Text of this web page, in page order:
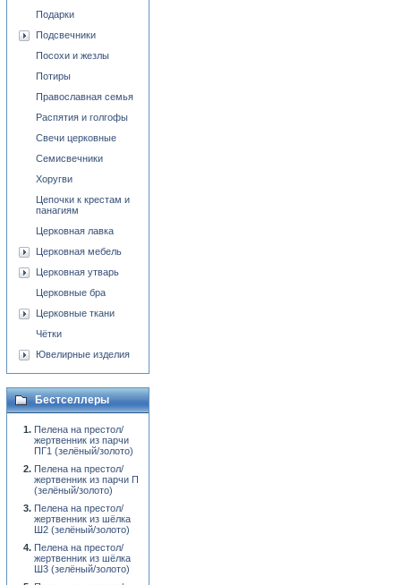
Подарки
Подсвечники
Посохи и жезлы
Потиры
Православная семья
Распятия и голгофы
Свечи церковные
Семисвечники
Хоругви
Цепочки к крестам и
панагиям
Церковная лавка
Церковная мебель
Церковная утварь
Церковные бра
Церковные ткани
Чётки
Ювелирные изделия
Бестселлеры
Пелена на престол/
жертвенник из парчи
ПГ1 (зелёный/золото)
Пелена на престол/
жертвенник из парчи П
(зелёный/золото)
Пелена на престол/
жертвенник из шёлка
Ш2 (зелёный/золото)
Пелена на престол/
жертвенник из шёлка
Ш3 (зелёный/золото)